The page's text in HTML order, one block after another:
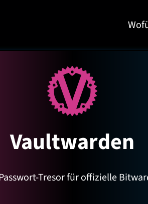
Vaultwarden
Tresor für offizielle